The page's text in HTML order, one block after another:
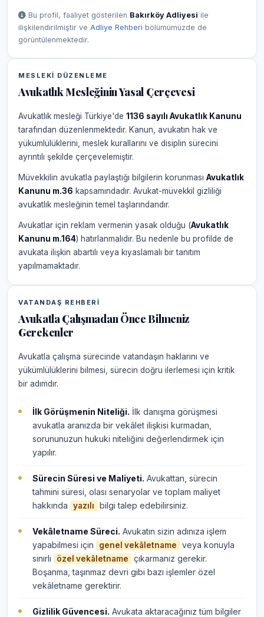
Bu profil, faaliyet gösterilen Bakırköy Adliyesi ile
ilişkilendirilmiştir ve Adliye Rehberi bölümümüzde de
görüntülenmektedir.
MESLEKI DÜZENLEME
Avukatlık Mesleğinin Yasal Çerçevesi
Avukatlık mesleği Türkiye'de 1136 sayılı Avukatlık Kanunu
tarafından düzenlenmektedir. Kanun, avukatın hak ve
yükümlülüklerini, meslek kurallarını ve disiplin sürecini
ayrıntılı şekilde çerçevelemiştir.
Müvekkilin avukatla paylaştığı bilgilerin korunması Avukatlık
Kanunu m.36 kapsamındadır. Avukat-müvekkil gizliliği
avukatlık mesleğinin temel taşlarındandır.
Avukatlar için reklam vermenin yasak olduğu (Avukatlık
Kanunu m.164) hatırlanmalıdır. Bu nedenle bu profilde de
avukata ilişkin abartılı veya kıyaslamalı bir tanıtım
yapılmamaktadır.
VATANDAŞ REHBERI
Avukatla Çalışmadan Önce Bilmeniz
Gerekenler
Avukatla çalışma sürecinde vatandaşın haklarını ve
yükümlülüklerini bilmesi, sürecin doğru ilerlemesi için kritik
bir adımdır.
İlk Görüşmenin Niteliği. İlk danışma görüşmesi
avukatla aranızda bir vekâlet ilişkisi kurmadan,
sorununuzun hukuki niteliğini değerlendirmek için
yapılır.
Sürecin Süresi ve Maliyeti. Avukattan, sürecin
tahmini süresi, olası senaryolar ve toplam maliyet
hakkında
yazılı bilgi talep edebilirsiniz.
Vekâletname Süreci. Avukatın sizin adınıza işlem
yapabilmesi için
genel vekâletname
veya konuyla
sınırlı
özel vekâletname
çıkarmanız gerekir.
Boşanma, taşınmaz devri gibi bazı işlemler özel
vekâletname gerektirir.
Gizlilik Güvencesi. Avukata aktaracağınız tüm bilgiler